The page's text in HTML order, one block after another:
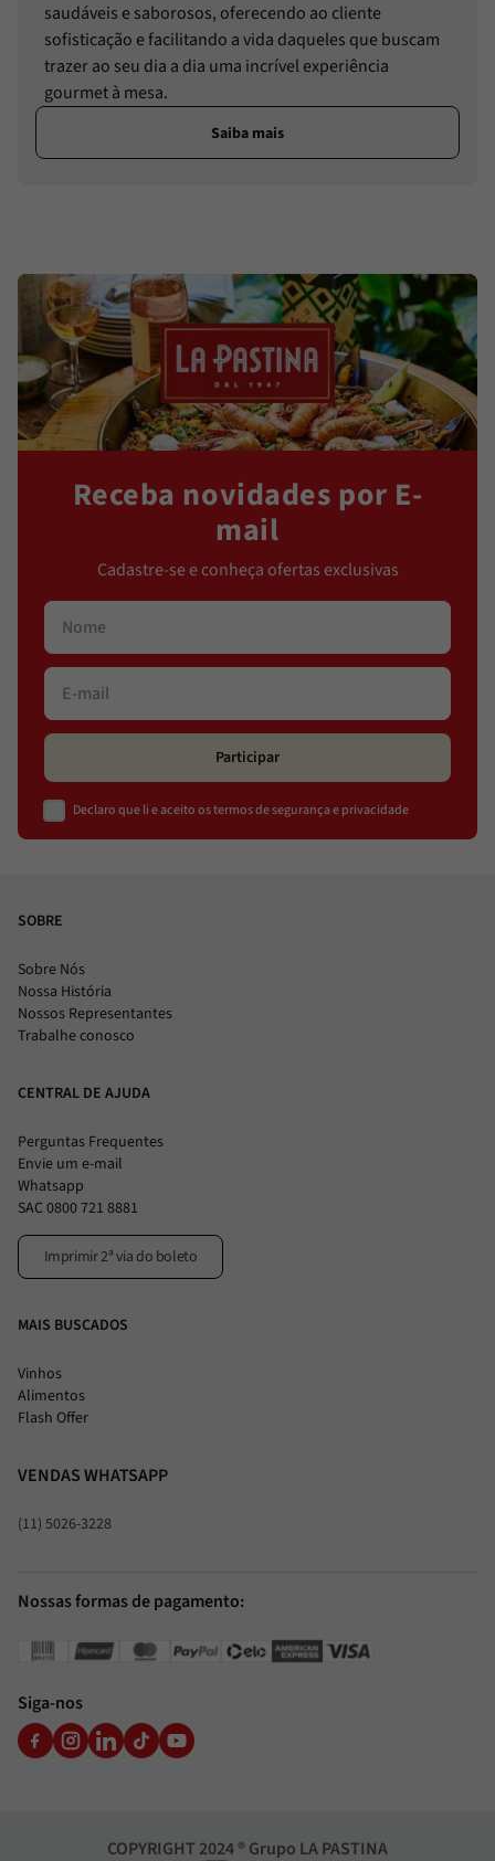
saudáveis e saborosos, oferecendo ao cliente
sofisticação e facilitando a vida daqueles que buscam
trazer ao seu dia a dia uma incrível experiência
gourmet à mesa.
Saiba mais
Receba novidades por E-
mail
Cadastre-se e conheça ofertas exclusivas
Participar
Declaro que li e aceito os termos de segurança e privacidade
SOBRE
Sobre Nós
Nossa História
Nossos Representantes
Trabalhe conosco
CENTRAL DE AJUDA
Perguntas Frequentes
Envie um e-mail
Whatsapp
SAC 0800 721 8881
Imprimir 2ª via do boleto
MAIS BUSCADOS
Vinhos
Alimentos
Flash Offer
VENDAS WHATSAPP
(11) 5026-3228
Nossas formas de pagamento:
Siga-nos
COPYRIGHT 2024 ® Grupo LA PASTINA